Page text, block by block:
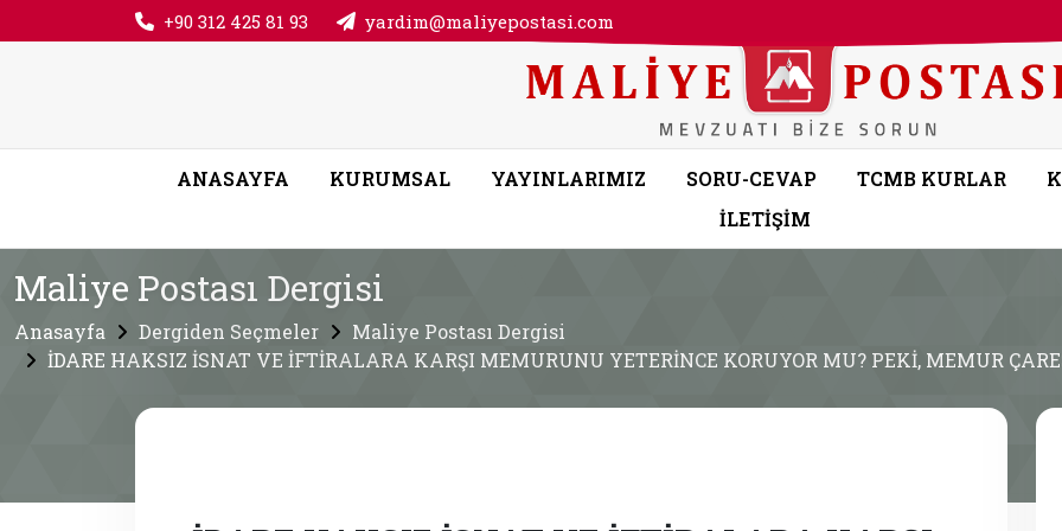
+90 312 425 81 93 yardim@maliyepostasi.com
ANASAYFA KURUMSAL YAYINLARIMIZ SORU-CEVAP TCMB KURLAR
İLETİŞİM
Maliye Postası Dergisi
Anasayfa Dergiden Seçmeler
Maliye Postası Dergisi
İDARE HAKSIZ İSNAT VE İFTİRALARA KARŞI MEMURUNU YETERİNCE KORUYOR MU? PEKİ, MEMUR